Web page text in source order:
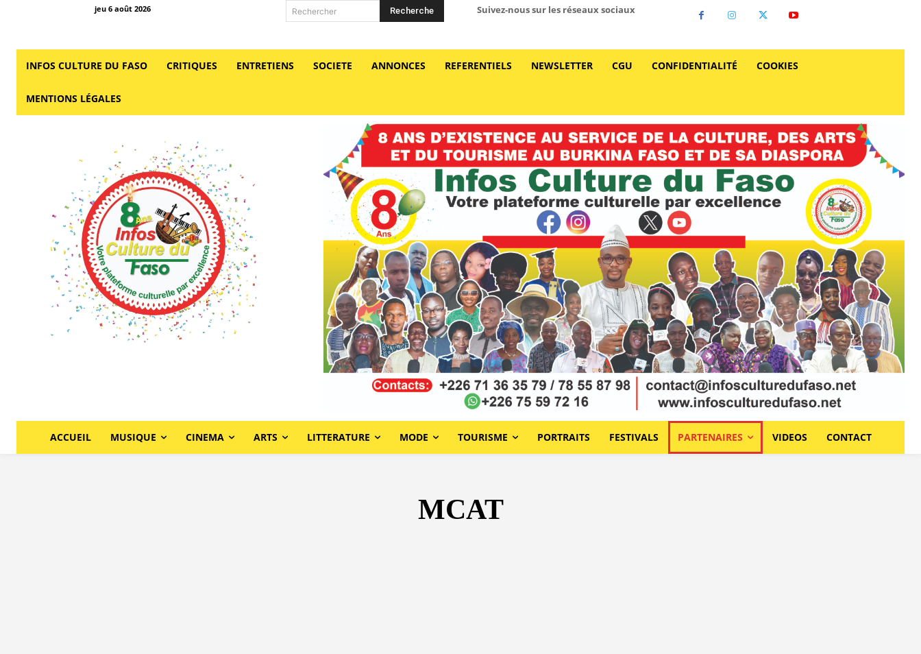
jeu 6 août 2026 Rechercher Recherche Suivez-nous sur les réseaux sociaux
INFOS CULTURE DU FASO CRITIQUES ENTRETIENS SOCIETE ANNONCES REFERENTIELS NEWSLETTER CGU CONFIDENTIALITÉ COOKIES
MENTIONS LÉGALES
ACCUEIL MUSIQUE CINEMA ARTS LITTERATURE MODE TOURISME PORTRAITS FESTIVALS PARTENAIRES VIDEOS CONTACT
MCAT